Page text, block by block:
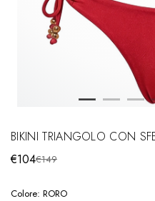
BIKINI TRIANGOLO CON
€104€149
Colore: RORO